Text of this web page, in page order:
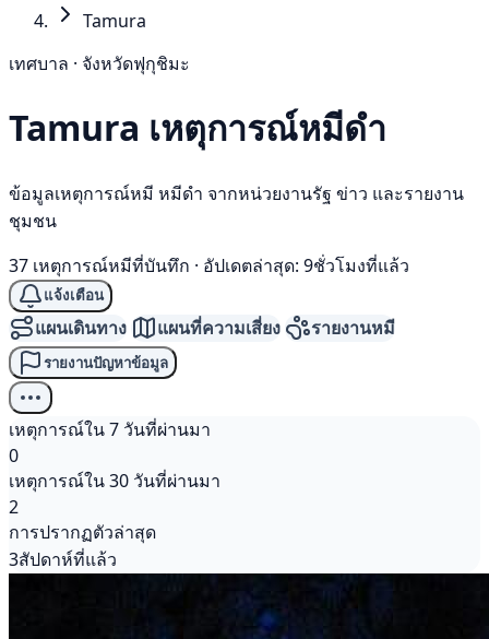
Tamura
เทศบาล · จังหวัดฟุกุชิมะ
Tamura เหตุการณ์หมีดำ
ข้อมูลเหตุการณ์หมี หมีดำ จากหน่วยงานรัฐ ข่าว และรายงาน
ชุมชน
37 เหตุการณ์หมีที่บันทึก · อัปเดตล่าสุด: 9ชั่วโมงที่แล้ว
แจ้งเตือน
แผนเดินทาง แผนที่ความเสี่ยง รายงานหมี
รายงานปัญหาข้อมูล
เหตุการณ์ใน 7 วันที่ผ่านมา
0
เหตุการณ์ใน 30 วันที่ผ่านมา
2
การปรากฏตัวล่าสุด
3สัปดาห์ที่แล้ว